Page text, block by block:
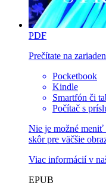
PDF
Prečítate na
Pocketbook
Kindle
Smartfón či
Počítač s
Nie je možné
skôr pre väčšie
Viac informácií v
EPUB